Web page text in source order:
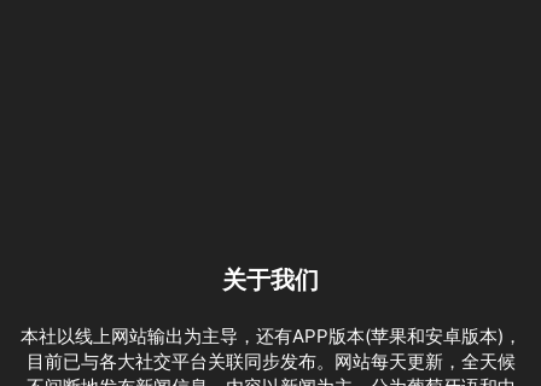
关于我们
本社以线上网站输出为主导，还有APP版本(苹果和安卓版本)，
目前已与各大社交平台关联同步发布。网站每天更新，全天候